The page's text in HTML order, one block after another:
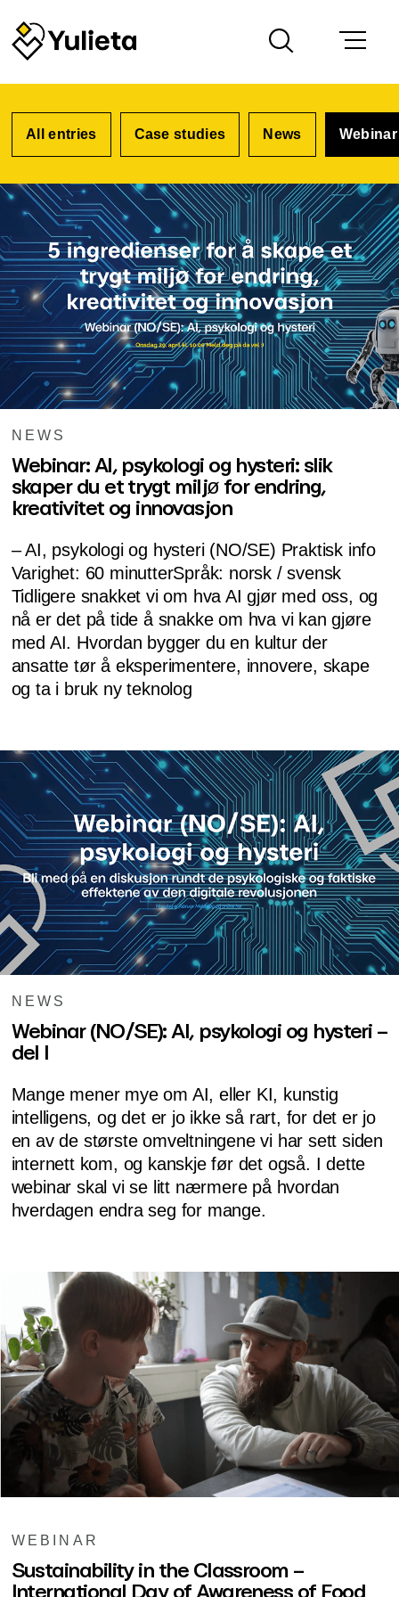
Blog
All entries Case studies News Webinar
NEWS
Webinar: AI, psykologi og hysteri: slik
skaper du et trygt miljø for endring,
kreativitet og innovasjon
– AI, psykologi og hysteri (NO/SE) Praktisk info
Varighet: 60 minutterSpråk: norsk / svensk
Tidligere snakket vi om hva AI gjør med oss, og
nå er det på tide å snakke om hva vi kan gjøre
med AI. Hvordan bygger du en kultur der
ansatte tør å eksperimentere, innovere, skape
og ta i bruk ny teknolog
NEWS
Webinar (NO/SE): AI, psykologi og hysteri –
del I
Mange mener mye om AI, eller KI, kunstig
intelligens, og det er jo ikke så rart, for det er jo
en av de største omveltningene vi har sett siden
internett kom, og kanskje før det også. I dette
webinar skal vi se litt nærmere på hvordan
hverdagen endra seg for mange.
WEBINAR
Sustainability in the Classroom –
International Day of Awareness of Food